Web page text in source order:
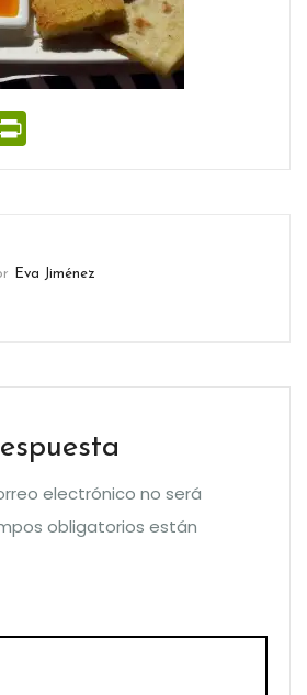
Eva Jiménez
electrónico no será
obligatorios están